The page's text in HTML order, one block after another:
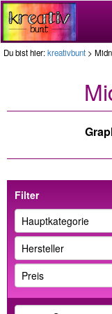
Du bist hier:kreativbunt >
Filter